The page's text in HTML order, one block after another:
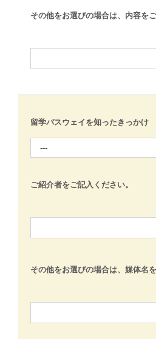
その他をお選びの場合は、内容を
留学パスウェイを知ったきっかけ
ご紹介者をご記入ください。
その他をお選びの場合は、媒体名